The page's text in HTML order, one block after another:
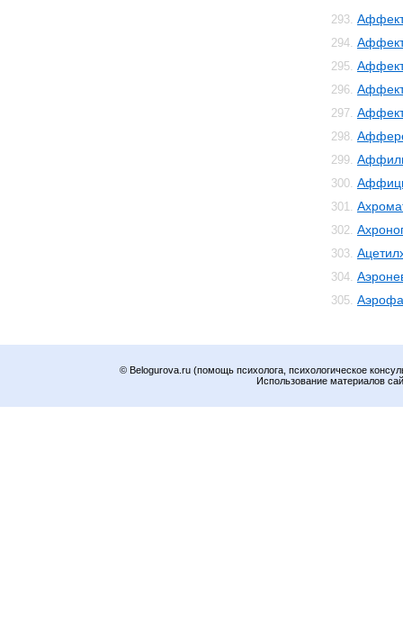
293.
294.
295.
296.
297.
298.
299.
300.
301.
302.
303.
304.
305.
© Belogurova.ru (помощь психолога, психологическое
Использование материалов